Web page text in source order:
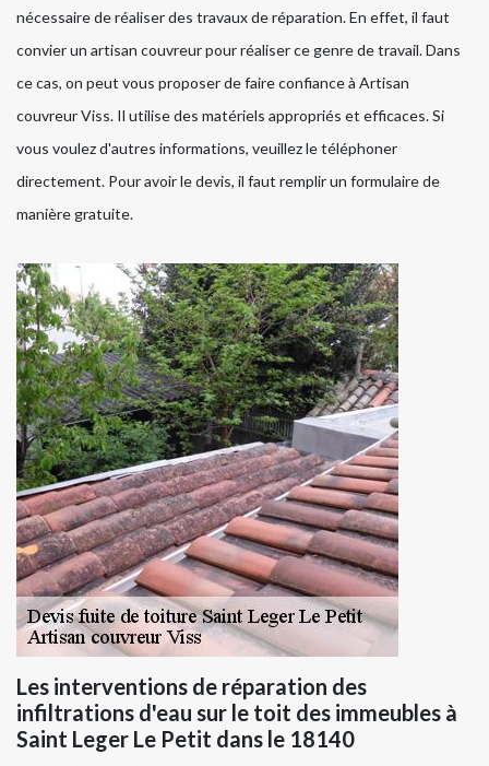
nécessaire de réaliser des travaux de réparation. En effet, il faut
convier un artisan couvreur pour réaliser ce genre de travail. Dans
ce cas, on peut vous proposer de faire confiance à Artisan
couvreur Viss. Il utilise des matériels appropriés et efficaces. Si
vous voulez d'autres informations, veuillez le téléphoner
directement. Pour avoir le devis, il faut remplir un formulaire de
manière gratuite.
Les interventions de réparation des
infiltrations d'eau sur le toit des immeubles à
Saint Leger Le Petit dans le 18140